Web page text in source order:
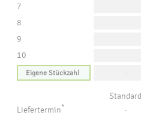
7
8
9
10
-
Standard
Liefertermin* -